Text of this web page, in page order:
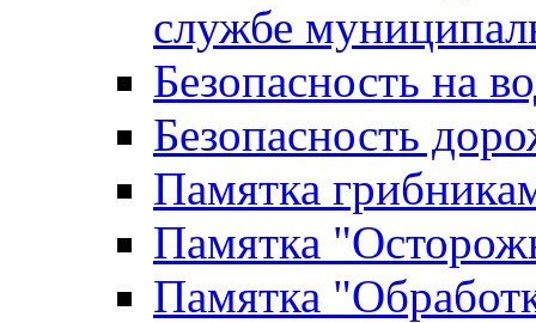
службе
Безопасность на
Безопасность
Памятка
Памятка
Памятка